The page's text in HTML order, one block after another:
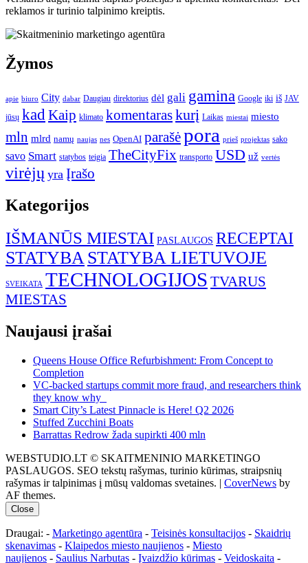
reklamos ir turinio talpinimo kreiptis.
Žymos
apie biuro City dabar Daugiau direktorius dėl gali gamina Google iki iš JAV
jūsų kad Kaip klimato komentaraskurį Laikas miestai miesto
mln mlrd namų naujas nes OpenAI parašėpora prieš projektas sako
savo Smart statybos teigia TheCityFix transporto USD už vertės
virėjų yra Įrašo
Kategorijos
IŠMANŪS MIESTAI PASLAUGOS RECEPTAI
STATYBASTATYBA LIETUVOJE
SVEIKATA TECHNOLOGIJOS TVARUS
MIESTAS
Naujausi įrašai
Queens House Office Refurbishment: From Concept to
Completion
VC-backed startups commit more fraud, and researchers think
they know why
Smart City’s Latest Pinnacle is Here! Q2 2026
Stuffed Zucchini Boats
Barrattas Redrow žada supirkti 400 mln
WEBSTUDIO.LT © SKAITMENINIO MARKETINGO
PASLAUGOS. SEO tekstų rašymas, turinio kūrimas, straipsnių
rašymas ir talpinimas į mūsų valdomas svetaines. | CoverNews by
AF themes.
Close
Draugai: - Marketingo agentūra - Teisinės konsultacijos - Skaidrių
skenavimas - Klaipedos miesto naujienos - Miesto
naujienos - Saulius Narbutas - Įvaizdžio kūrimas - Veidoskaita -